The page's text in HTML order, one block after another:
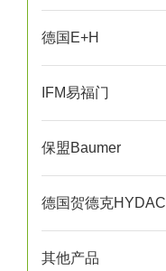
德国E+H
IFM易福门
保盟Baumer
德国贺德克HYDAC
其他产品